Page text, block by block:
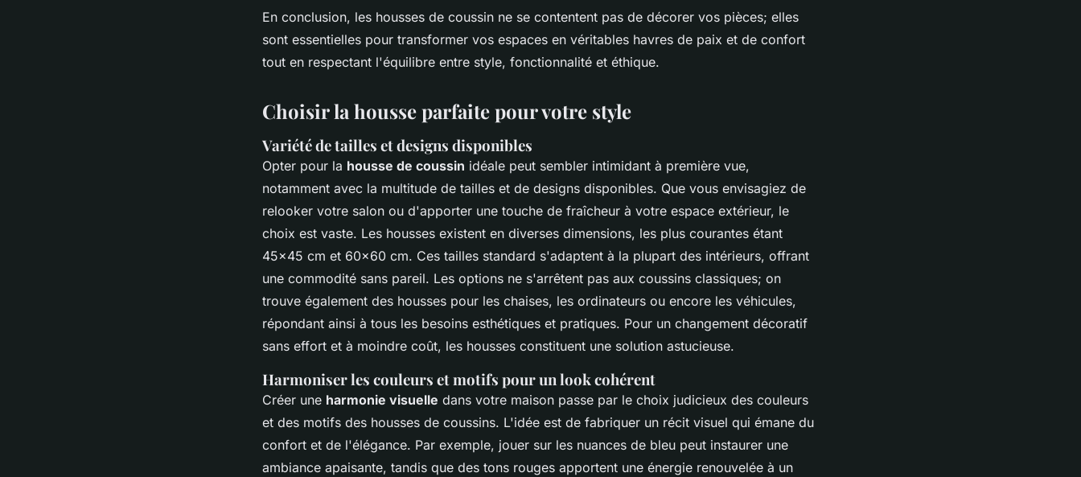
En conclusion, les housses de coussin ne se contentent pas de décorer vos pièces; elles
sont essentielles pour transformer vos espaces en véritables havres de paix et de confort
tout en respectant l'équilibre entre style, fonctionnalité et éthique.
Choisir la housse parfaite pour votre style
Variété de tailles et designs disponibles
Opter pour la housse de coussin idéale peut sembler intimidant à première vue,
notamment avec la multitude de tailles et de designs disponibles. Que vous envisagiez de
relooker votre salon ou d'apporter une touche de fraîcheur à votre espace extérieur, le
choix est vaste. Les housses existent en diverses dimensions, les plus courantes étant
45x45 cm et 60x60 cm. Ces tailles standard s'adaptent à la plupart des intérieurs, offrant
une commodité sans pareil. Les options ne s'arrêtent pas aux coussins classiques; on
trouve également des housses pour les chaises, les ordinateurs ou encore les véhicules,
répondant ainsi à tous les besoins esthétiques et pratiques. Pour un changement décoratif
sans effort et à moindre coût, les housses constituent une solution astucieuse.
Harmoniser les couleurs et motifs pour un look cohérent
Créer une harmonie visuelle dans votre maison passe par le choix judicieux des couleurs
et des motifs des housses de coussins. L'idée est de fabriquer un récit visuel qui émane du
confort et de l'élégance. Par exemple, jouer sur les nuances de bleu peut instaurer une
ambiance apaisante, tandis que des tons rouges apportent une énergie renouvelée à un